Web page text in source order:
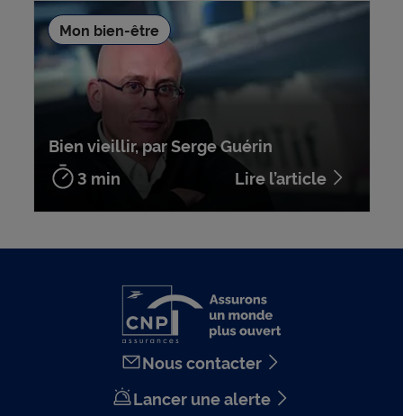
Bien vieillir, par Serge Guérin
3 min
Lire l’article
Mon bien-être
Nous contacter
Lancer une alerte